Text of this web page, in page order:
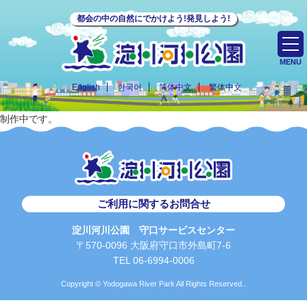
都会の中の自然にでかけよう!発見しよう!
English 한국어 简体中文 繁体中文
MENU
制作中です。
ご利用に関するお問合せ
淀川河川公園 守口サービスセンター
〒570-0096 大阪府守口市外島町7-6
TEL 06-6994-0006
Copyright © Yodogawa River Park All Rights Reserved..